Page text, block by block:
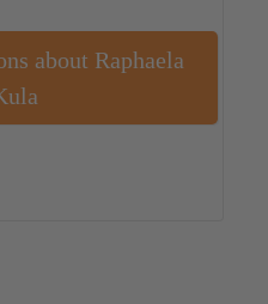
about Raphaela